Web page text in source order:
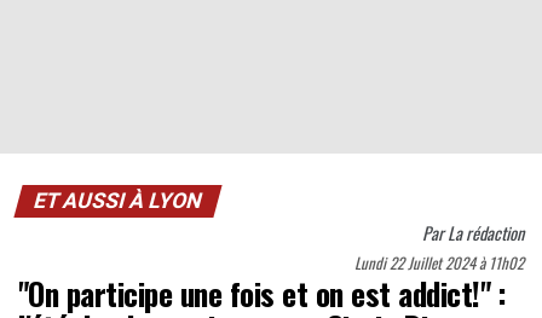
ET AUSSI À LYON
ParLa rédaction
Lundi 22 Juillet 2024 à 11h02
"On participe une fois et on est addict!" :